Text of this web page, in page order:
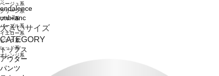
endalence
unbilanc
大きいサイズ
CATEGORY
トップス
アウター
パンツ
ベージュ系
グリーン系
ブルー系
パープル系
イエロー系
ピンク系
レッド系
オレンジ系